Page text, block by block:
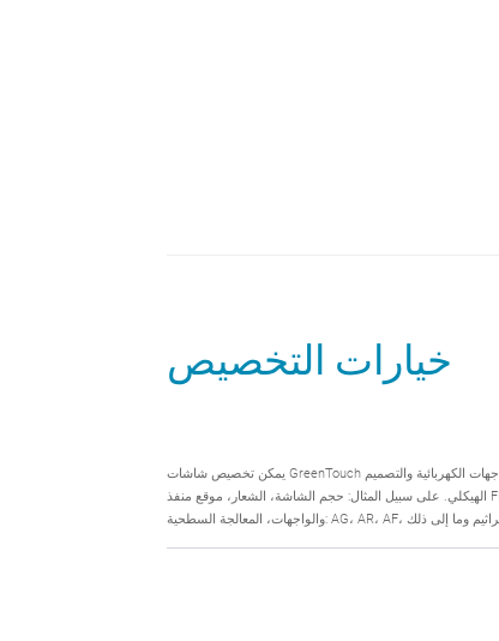
خيارات التخصيص
يمكن تخصيص شاشات GreenTouch التي تعمل باللمس بالسعة من حيث المظهر والواجهات الكهربائية والتصميم
الهيكلي. على سبيل المثال: حجم الشاشة، الشعار، موقع منفذ FPC، التغليف، سمك زجاج ITO، وحدات التحكم